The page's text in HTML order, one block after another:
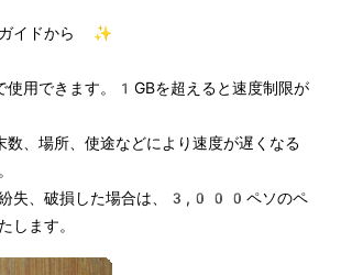
ガイドから ✨
できます。1GBを超えると速度制限が
数、場所、使途などにより速度が遅くなる
紛失、破損した場合は、3,000ペソのペ
します。